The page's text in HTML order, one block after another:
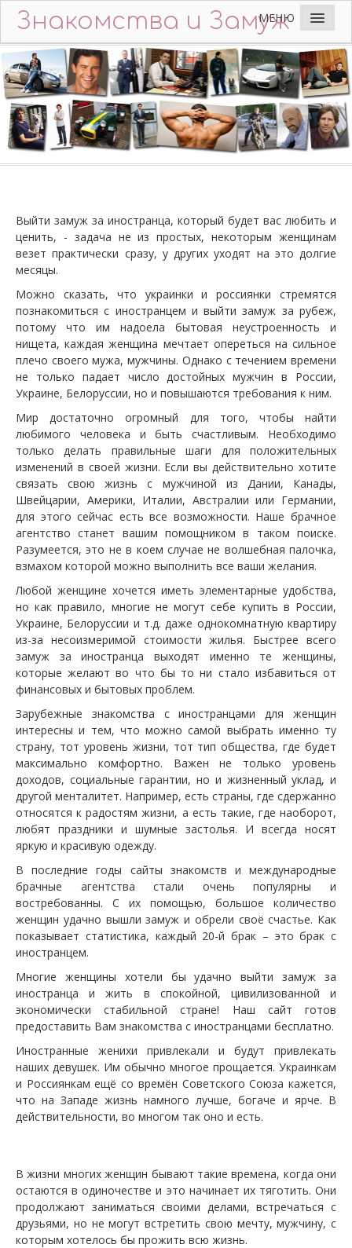
Знакомства и Замуж
МЕНЮ
Главная
Добавить анкету
Что пишут мужчины
Идеальный мужчина
Вопросы и Ответы
Контакты
Выйти замуж за иностранца, который будет вас любить и
ценить, - задача не из простых, некоторым женщинам
везет практически сразу, у других уходят на это долгие
месяцы.
Можно сказать, что украинки и россиянки стремятся
познакомиться с иностранцем и выйти замуж за рубеж,
потому что им надоела бытовая неустроенность и
нищета, каждая женщина мечтает опереться на сильное
плечо своего мужа, мужчины. Однако с течением времени
не только падает число достойных мужчин в России,
Украине, Белоруссии, но и повышаются требования к ним.
Мир достаточно огромный для того, чтобы найти
любимого человека и быть счастливым. Необходимо
только делать правильные шаги для положительных
изменений в своей жизни. Если вы действительно хотите
связать свою жизнь с мужчиной из Дании, Канады,
Швейцарии, Америки, Италии, Австралии или Германии,
для этого сейчас есть все возможности. Наше брачное
агентство станет вашим помощником в таком поиске.
Разумеется, это не в коем случае не волшебная палочка,
взмахом которой можно выполнить все ваши желания.
Любой женщине хочется иметь элементарные удобства,
но как правило, многие не могут себе купить в России,
Украине, Белоруссии и т.д. даже однокомнатную квартиру
из-за несоизмеримой стоимости жилья. Быстрее всего
замуж за иностранца выходят именно те женщины,
которые желают во что бы то ни стало избавиться от
финансовых и бытовых проблем.
Зарубежные знакомства с иностранцами для женщин
интересны и тем, что можно самой выбрать именно ту
страну, тот уровень жизни, тот тип общества, где будет
максимально комфортно. Важен не только уровень
доходов, социальные гарантии, но и жизненный уклад, и
другой менталитет. Например, есть страны, где сдержанно
относятся к радостям жизни, а есть такие, где наоборот,
любят праздники и шумные застолья. И всегда носят
яркую и красивую одежду.
В последние годы сайты знакомств и международные
брачные агентства стали очень популярны и
востребованны. С их помощью, большое количество
женщин удачно вышли замуж и обрели своё счастье. Как
показывает статистика, каждый 20-й брак – это брак с
иностранцем.
Многие женщины хотели бы удачно выйти замуж за
иностранца и жить в спокойной, цивилизованной и
экономически стабильной стране! Наш сайт готов
предоставить Вам знакомства с иностранцами бесплатно.
Иностранные женихи привлекали и будут привлекать
наших девушек. Им обычно многое прощается. Украинкам
и Россиянкам ещё со времён Советского Союза кажется,
что на Западе жизнь намного лучше, богаче и ярче. В
действительности, во многом так оно и есть.
В жизни многих женщин бывают такие времена, когда они
остаются в одиночестве и это начинает их тяготить. Они
продолжают заниматься своими делами, встречаться с
друзьями, но не могут встретить свою мечту, мужчину, с
которым хотелось бы прожить всю жизнь.